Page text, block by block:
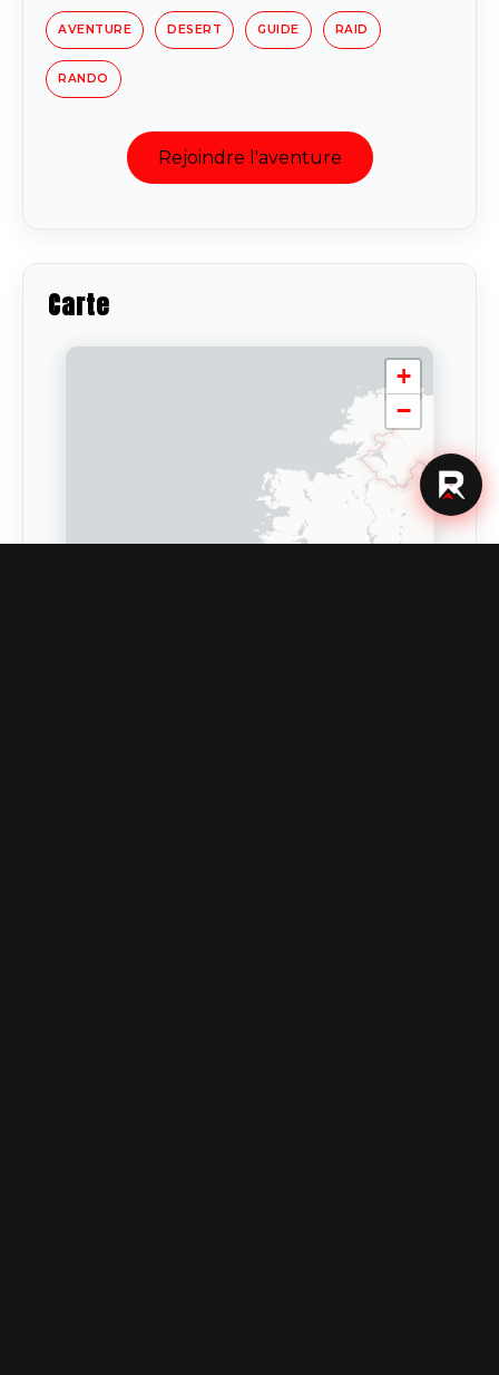
AVENTURE DESERT GUIDE RAID
RANDO
Rejoindre l'aventure
Carte
+
−